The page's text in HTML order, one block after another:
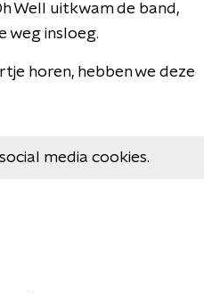
Well uitkwam de band,
weg insloeg.
horen, hebben we deze
media cookies.